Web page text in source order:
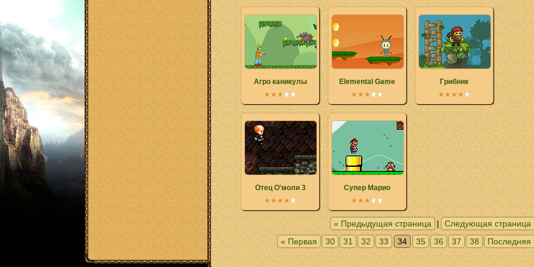
Агро каникулы Elemental Game Грибник
Отец О'моли 3 Супер Марио
« Предыдущая страница |
Следующая страница
« Первая
30 31 32 33 34 35 36 37 38 Последняя